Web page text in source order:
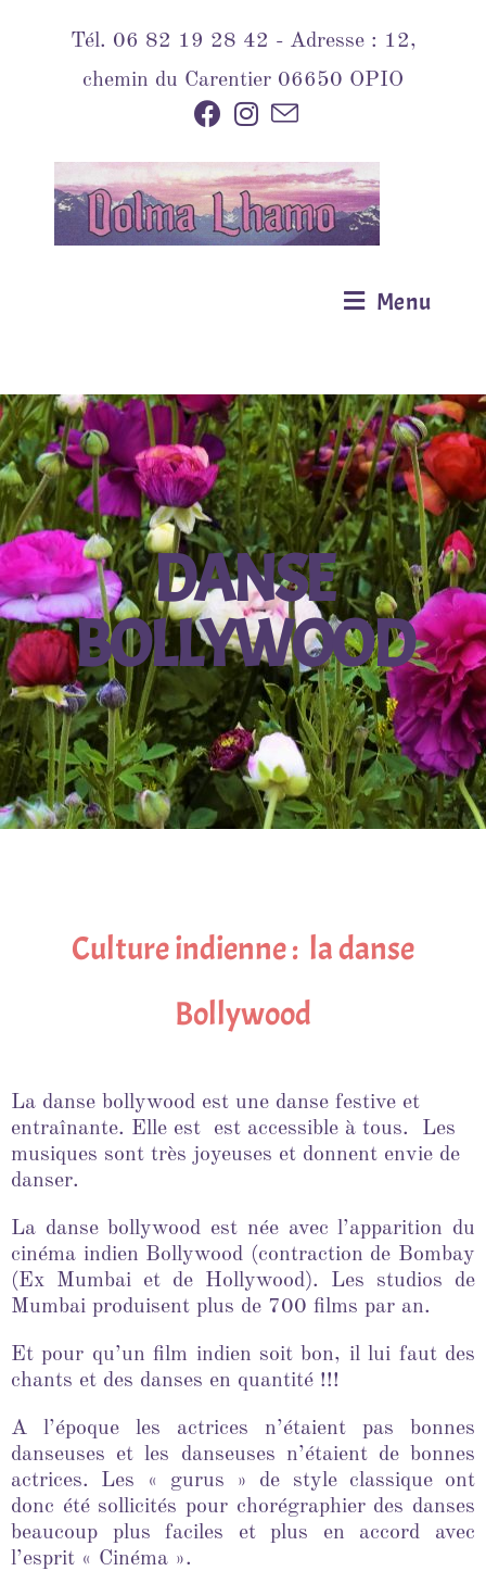
Tél. 06 82 19 28 42 - Adresse : 12,
chemin du Carentier 06650 OPIO
Menu
DANSE
BOLLYWOOD
Culture indienne : la danse
Bollywood
La danse bollywood est une danse festive et
entraînante. Elle est est accessible à tous. Les
musiques sont très joyeuses et donnent envie de
danser.
La danse bollywood est née avec l’apparition du
cinéma indien Bollywood (contraction de Bombay
(Ex Mumbai et de Hollywood). Les studios de
Mumbai produisent plus de 700 films par an.
Et pour qu’un film indien soit bon, il lui faut des
chants et des danses en quantité !!!
A l’époque les actrices n’étaient pas bonnes
danseuses et les danseuses n’étaient de bonnes
actrices. Les « gurus » de style classique ont
donc été sollicités pour chorégraphier des danses
beaucoup plus faciles et plus en accord avec
l’esprit « Cinéma ».